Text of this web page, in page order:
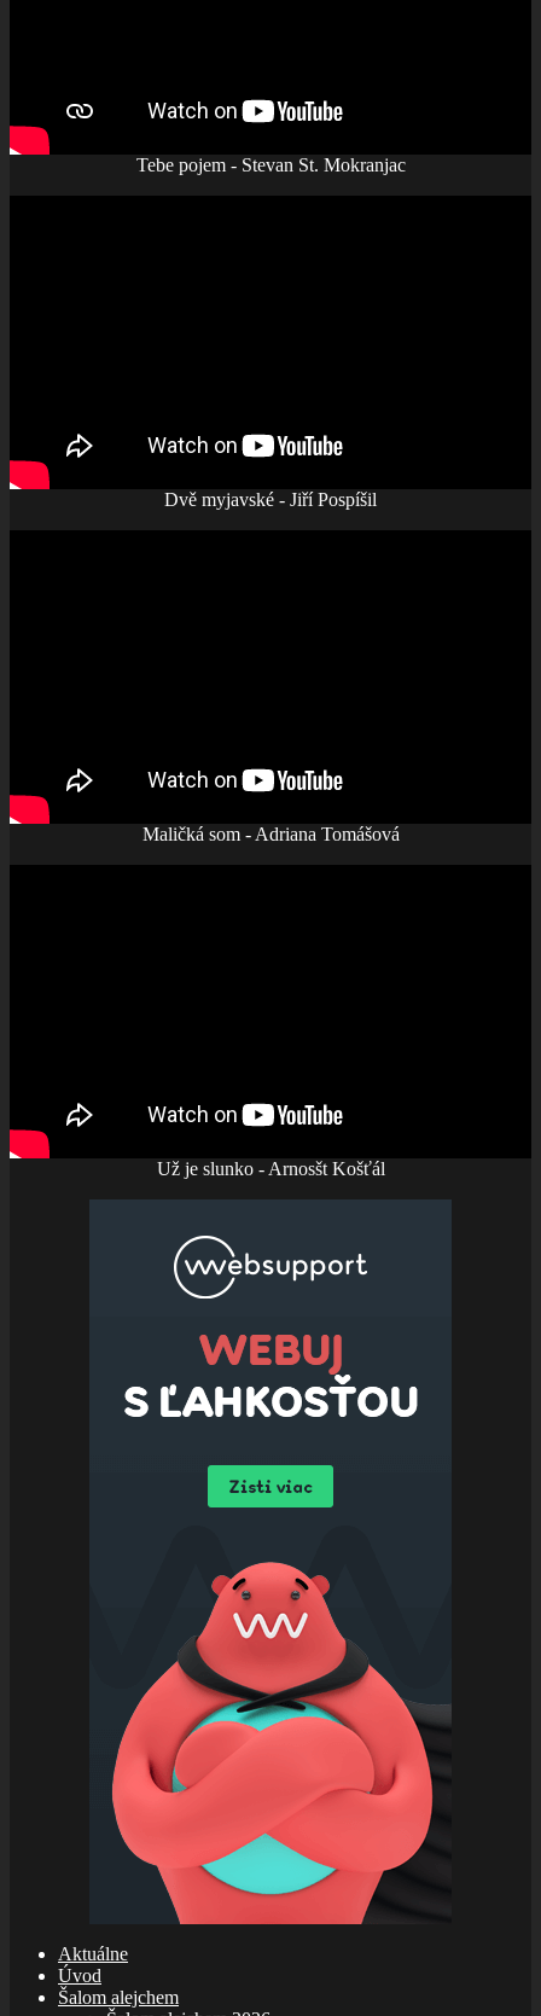
Tebe pojem - Stevan St. Mokranjac
Dvě myjavské - Jiří Pospíšil
Maličká som - Adriana Tomášová
Už je slunko - Arnosšt Košťál
Aktuálne
Úvod
Šalom alejchem